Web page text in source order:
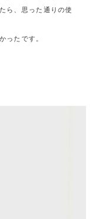
ら、思った通りの使
ったです。